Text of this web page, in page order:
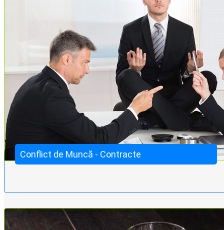
Conflict de Muncă - Contracte